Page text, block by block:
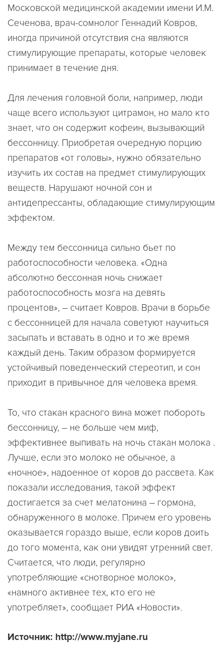
Московской медицинской академии имени И.М.
Сеченова, врач-сомнолог Геннадий Ковров,
иногда причиной отсутствия сна являются
стимулирующие препараты, которые человек
принимает в течение дня.
Для лечения головной боли, например, люди
чаще всего используют цитрамон, но мало кто
знает, что он содержит кофеин, вызывающий
бессонницу. Приобретая очередную порцию
препаратов «от головы», нужно обязательно
изучить их состав на предмет стимулирующих
веществ. Нарушают ночной сон и
антидепрессанты, обладающие стимулирующим
эффектом.
Между тем бессонница сильно бьет по
работоспособности человека. «Одна
абсолютно бессонная ночь снижает
работоспособность мозга на девять
процентов», – считает Ковров. Врачи в борьбе
с бессонницей для начала советуют научиться
засыпать и вставать в одно и то же время
каждый день. Таким образом формируется
устойчивый поведенческий стереотип, и сон
приходит в привычное для человека время.
То, что стакан красного вина может побороть
бессонницу, – не больше чем миф,
эффективнее выпивать на ночь стакан молока .
Лучше, если это молоко не обычное, а
«ночное», надоенное от коров до рассвета. Как
показали исследования, такой эффект
достигается за счет мелатонина – гормона,
обнаруженного в молоке. Причем его уровень
оказывается гораздо выше, если коров доить
до того момента, как они увидят утренний свет.
Считается, что люди, регулярно
употребляющие «снотворное молоко»,
«намного активнее тех, кто его не
употребляет», сообщает РИА «Новости».
Источник: http://www.myjane.ru